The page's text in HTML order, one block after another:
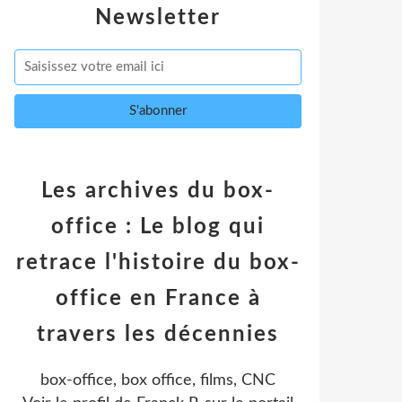
Newsletter
Les archives du box-
office : Le blog qui
retrace l'histoire du box-
office en France à
travers les décennies
box-office, box office, films, CNC